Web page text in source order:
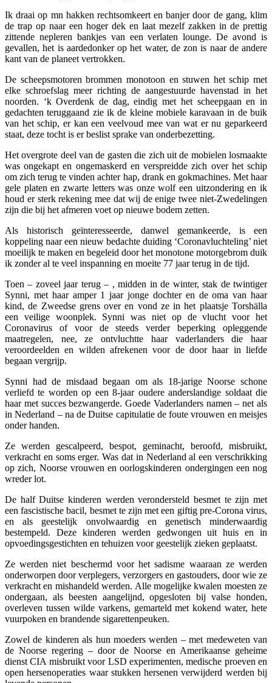
Ik draai op mn hakken rechtsomkeert en banjer door de gang, klim
de trap op naar een hoger dek en laat mezelf zakken in de prettig
zittende nepleren bankjes van een verlaten lounge. De avond is
gevallen, het is aardedonker op het water, de zon is naar de andere
kant van de planeet vertrokken.
De scheepsmotoren brommen monotoon en stuwen het schip met
elke schroefslag meer richting de aangestuurde havenstad in het
noorden. ‘k Overdenk de dag, eindig met het scheepgaan en in
gedachten teruggaand zie ik de kleine mobiele karavaan in de buik
van het schip, er kan een veelvoud mee van wat er nu geparkeerd
staat, deze tocht is er beslist sprake van onderbezetting.
Het overgrote deel van de gasten die zich uit de mobielen losmaakte
was ongekapt en ongemaskerd en verspreidde zich over het schip
om zich terug te vinden achter hap, drank en gokmachines. Met haar
gele platen en zwarte letters was onze wolf een uitzondering en ik
houd er sterk rekening mee dat wij de enige twee niet-Zwedelingen
zijn die bij het afmeren voet op nieuwe bodem zetten.
Als historisch geïnteresseerde, danwel gemankeerde, is een
koppeling naar een nieuw bedachte duiding ‘Coronavluchteling’ niet
moeilijk te maken en begeleid door het monotone motorgebrom duik
ik zonder al te veel inspanning en moeite 77 jaar terug in de tijd.
Toen – zoveel jaar terug – , midden in de winter, stak de twintiger
Synni, met haar amper 1 jaar jonge dochter en de oma van haar
kind, de Zweedse grens over en vond ze in het plaatsje Torshälla
een veilige woonplek. Synni was niet op de vlucht voor het
Coronavirus of voor de steeds verder beperking opleggende
maatregelen, nee, ze ontvluchtte haar vaderlanders die haar
veroordeelden en wilden afrekenen voor de door haar in liefde
begaan vergrijp.
Synni had de misdaad begaan om als 18-jarige Noorse schone
verliefd te worden op een 8-jaar oudere anderslandige soldaat die
haar met succes bezwangerde. Goede Vaderlanders namen – net als
in Nederland – na de Duitse capitulatie de foute vrouwen en meisjes
onder handen.
Ze werden gescalpeerd, bespot, geminacht, beroofd, misbruikt,
verkracht en soms erger. Was dat in Nederland al een verschrikking
op zich, Noorse vrouwen en oorlogskinderen ondergingen een nog
wreder lot.
De half Duitse kinderen werden verondersteld besmet te zijn met
een fascistische bacil, besmet te zijn met een giftig pre-Corona virus,
en als geestelijk onvolwaardig en genetisch minderwaardig
bestempeld. Deze kinderen werden gedwongen uit huis en in
opvoedingsgestichten en tehuizen voor geestelijk zieken geplaatst.
Ze werden niet beschermd voor het sadisme waaraan ze werden
onderworpen door verplegers, verzorgers en gastouders, door wie ze
verkracht en mishandeld werden. Alle mogelijke kwalen moesten ze
ondergaan, als beesten aangelijnd, opgesloten bij valse honden,
overleven tussen wilde varkens, gemarteld met kokend water, hete
vuurpoken en brandende sigarettenpeuken.
Zowel de kinderen als hun moeders werden – met medeweten van
de Noorse regering – door de Noorse en Amerikaanse geheime
dienst CIA misbruikt voor LSD experimenten, medische proeven en
open hersenoperaties waar stukken hersenen verwijderd werden bij